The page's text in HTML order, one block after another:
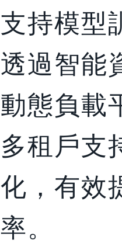
支持模型
透過智能
動態負載
多租戶支
化，有效
率。